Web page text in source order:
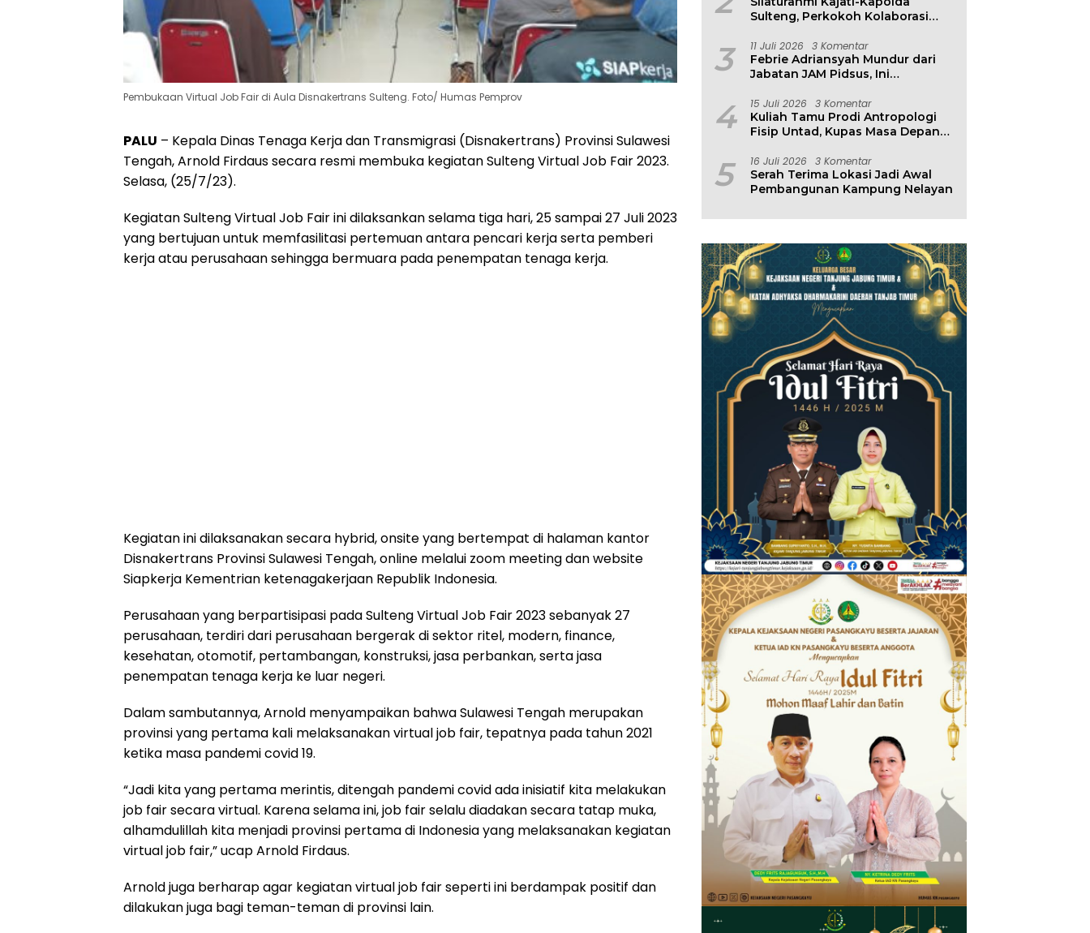
Pembukaan Virtual Job Fair di Aula Disnakertrans Sulteng. Foto/ Humas Pemprov
PALU – Kepala Dinas Tenaga Kerja dan Transmigrasi (Disnakertrans) Provinsi Sulawesi
Tengah, Arnold Firdaus secara resmi membuka kegiatan Sulteng Virtual Job Fair 2023.
Selasa, (25/7/23).
Kegiatan Sulteng Virtual Job Fair ini dilaksankan selama tiga hari, 25 sampai 27 Juli 2023
yang bertujuan untuk memfasilitasi pertemuan antara pencari kerja serta pemberi
kerja atau perusahaan sehingga bermuara pada penempatan tenaga kerja.
Kegiatan ini dilaksanakan secara hybrid, onsite yang bertempat di halaman kantor
Disnakertrans Provinsi Sulawesi Tengah, online melalui zoom meeting dan website
Siapkerja Kementrian ketenagakerjaan Republik Indonesia.
Perusahaan yang berpartisipasi pada Sulteng Virtual Job Fair 2023 sebanyak 27
perusahaan, terdiri dari perusahaan bergerak di sektor ritel, modern, finance,
kesehatan, otomotif, pertambangan, konstruksi, jasa perbankan, serta jasa
penempatan tenaga kerja ke luar negeri.
Dalam sambutannya, Arnold menyampaikan bahwa Sulawesi Tengah merupakan
provinsi yang pertama kali melaksanakan virtual job fair, tepatnya pada tahun 2021
ketika masa pandemi covid 19.
“Jadi kita yang pertama merintis, ditengah pandemi covid ada inisiatif kita melakukan
job fair secara virtual. Karena selama ini, job fair selalu diadakan secara tatap muka,
alhamdulillah kita menjadi provinsi pertama di Indonesia yang melaksanakan kegiatan
virtual job fair,” ucap Arnold Firdaus.
Arnold juga berharap agar kegiatan virtual job fair seperti ini berdampak positif dan
dilakukan juga bagi teman-teman di provinsi lain.
Sulteng, Perkokoh Kolaborasi
3 11 Juli 2026 3 Komentar
Febrie Adriansyah Mundur dari
Jabatan JAM Pidsus, Ini
4 15 Juli 2026 3 Komentar
Kuliah Tamu Prodi Antropologi
Fisip Untad, Kupas Masa Depan
Lingkungan
5 16 Juli 2026 3 Komentar
Serah Terima Lokasi Jadi Awal
Pembangunan Kampung Nelayan